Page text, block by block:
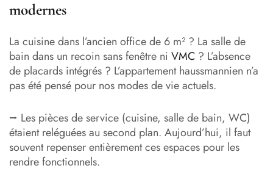
modernes
La cuisine dans l’ancien office de 6 m² ? La salle de
bain dans un recoin sans fenêtre ni VMC ? L’absence
de placards intégrés ? L’appartement haussmannien n’a
pas été pensé pour nos modes de vie actuels.
⭢ Les pièces de service (cuisine, salle de bain, WC)
étaient reléguées au second plan. Aujourd’hui, il faut
souvent repenser entièrement ces espaces pour les
rendre fonctionnels.